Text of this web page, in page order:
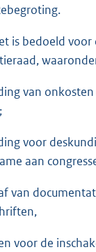
is bedoeld voor
van
voor
aan
van
voor de